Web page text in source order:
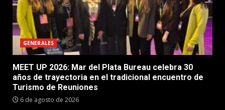
GENERALES
MEET UP 2026: Mar del Plata Bureau celebra 30
años de trayectoria en el tradicional encuentro de
Turismo de Reuniones
6 de agosto de 2026